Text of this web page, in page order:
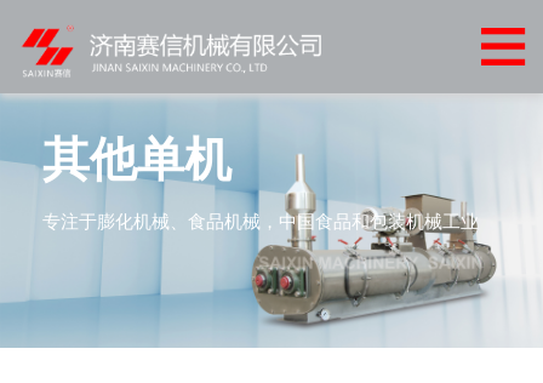
心
案
户
新
其他单机
专注于膨化机械、食品机械，中国食品和包装机械工业